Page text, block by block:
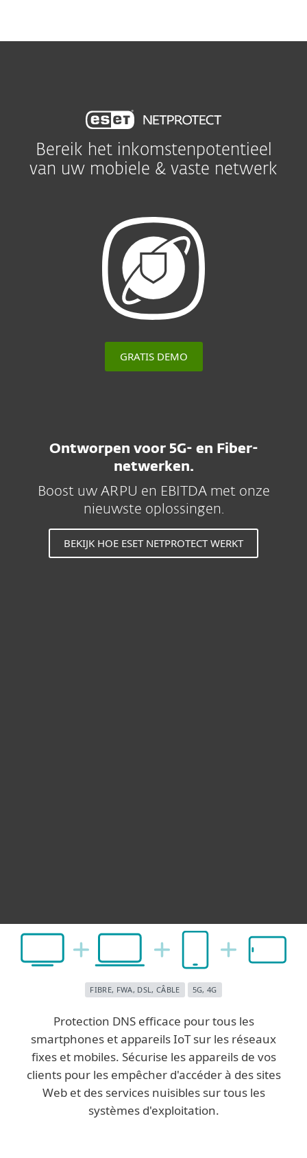
Bereik het inkomstenpotentieel
van uw mobiele & vaste netwerk
GRATIS DEMO
Ontworpen voor 5G- en Fiber-
netwerken.
Boost uw ARPU en EBITDA met onze
nieuwste oplossingen.
BEKIJK HOE ESET NETPROTECT WERKT
FIBRE, FWA, DSL, CÂBLE 5G, 4G
Protection DNS efficace pour tous les
smartphones et appareils IoT sur les réseaux
fixes et mobiles. Sécurise les appareils de vos
clients pour les empêcher d'accéder à des sites
Web et des services nuisibles sur tous les
systèmes d'exploitation.